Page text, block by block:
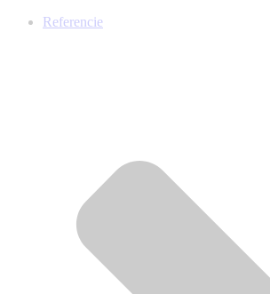
Referencie